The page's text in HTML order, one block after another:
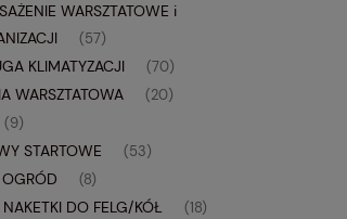
WARSZTATOWE i
(57)
KLIMATYZACJI (70)
WARSZTATOWA (20)
(9)
STARTOWE (53)
(8)
NAKETKI DO FELG/KÓŁ (18)